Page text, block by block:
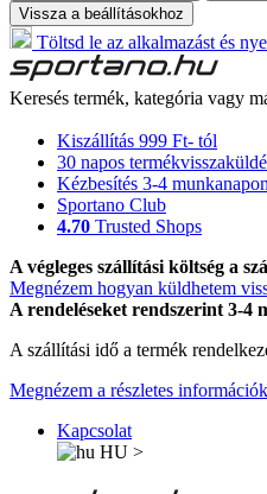
Vissza a beállításokhoz
Töltsd le az alkalmazást és
Keresés termék, kategória vagy
Kiszállítás 999 Ft- tól
30 napos
Kézbesítés 3-4
Sportano Club
4.70 Trusted Shops
A végleges szállítási költség a
Megnézem hogyan küldhetem
A rendeléseket rendszerint 3-4
A szállítási idő a termék
Megnézem a részletes
Kapcsolat
HU >